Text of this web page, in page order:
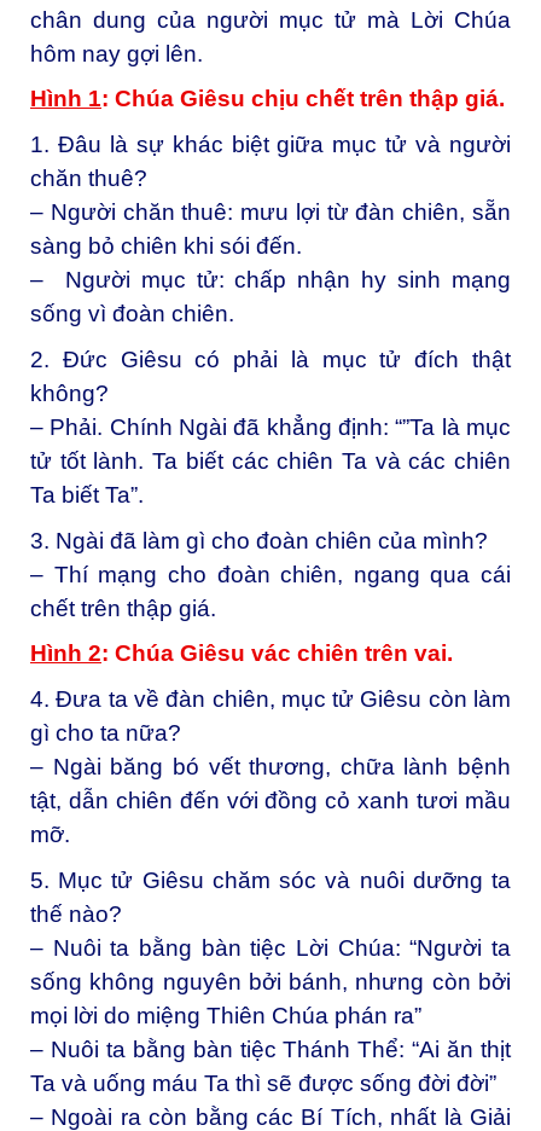
chân dung của người mục tử mà Lời Chúa
hôm nay gợi lên.
Hình 1: Chúa Giêsu chịu chết trên thập giá.
1. Đâu là sự khác biệt giữa mục tử và người
chăn thuê?
– Người chăn thuê: mưu lợi từ đàn chiên, sẵn
sàng bỏ chiên khi sói đến.
– Người mục tử: chấp nhận hy sinh mạng
sống vì đoàn chiên.
2. Đức Giêsu có phải là mục tử đích thật
không?
– Phải. Chính Ngài đã khẳng định: “”Ta là mục
tử tốt lành. Ta biết các chiên Ta và các chiên
Ta biết Ta”.
3. Ngài đã làm gì cho đoàn chiên của mình?
– Thí mạng cho đoàn chiên, ngang qua cái
chết trên thập giá.
Hình 2: Chúa Giêsu vác chiên trên vai.
4. Đưa ta về đàn chiên, mục tử Giêsu còn làm
gì cho ta nữa?
– Ngài băng bó vết thương, chữa lành bệnh
tật, dẫn chiên đến với đồng cỏ xanh tươi mầu
mỡ.
5. Mục tử Giêsu chăm sóc và nuôi dưỡng ta
thế nào?
– Nuôi ta bằng bàn tiệc Lời Chúa: “Người ta
sống không nguyên bởi bánh, nhưng còn bởi
mọi lời do miệng Thiên Chúa phán ra”
– Nuôi ta bằng bàn tiệc Thánh Thể: “Ai ăn thịt
Ta và uống máu Ta thì sẽ được sống đời đời”
– Ngoài ra còn bằng các Bí Tích, nhất là Giải